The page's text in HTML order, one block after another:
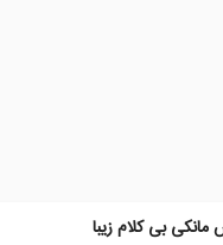
بی کلام زیبا